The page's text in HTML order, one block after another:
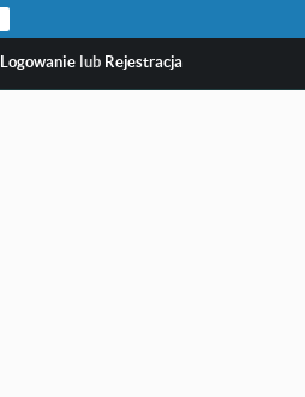
Logowanie lub Rejestracja